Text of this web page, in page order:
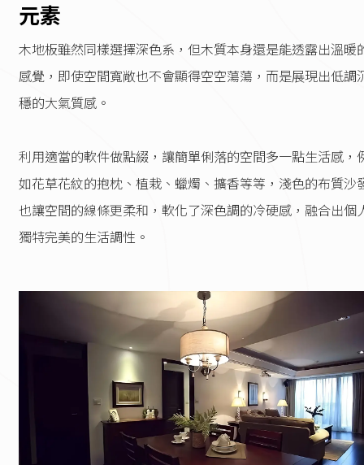
元素
木地板雖然同樣選擇深色系，但木質本身還是能透露出溫暖
感覺，即使空間寬敞也不會顯得空空蕩蕩，而是展現出低調
穩的大氣質感。
利用適當的軟件做點綴，讓簡單俐落的空間多一點生活感，
如花草花紋的抱枕、植栽、蠟燭、擴香等等，淺色的布質沙
也讓空間的線條更柔和，軟化了深色調的冷硬感，融合出個
獨特完美的生活調性。